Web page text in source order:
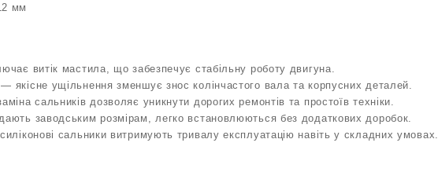
мм
витік мастила, що забезпечує стабільну роботу двигуна.
якісне ущільнення зменшує знос колінчастого вала та корпусних деталей.
сальників дозволяє уникнути дорогих ремонтів та простоїв техніки.
заводським розмірам, легко встановлюються без додаткових доробок.
сальники витримують тривалу експлуатацію навіть у складних умовах.